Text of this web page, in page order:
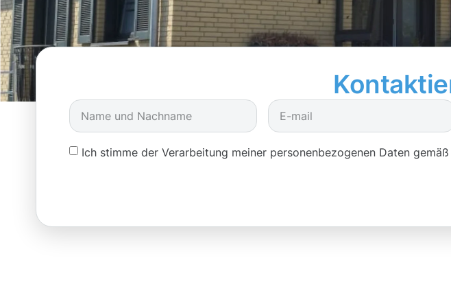
Ich stimme der Verarbeitung meiner personenbezogenen Daten